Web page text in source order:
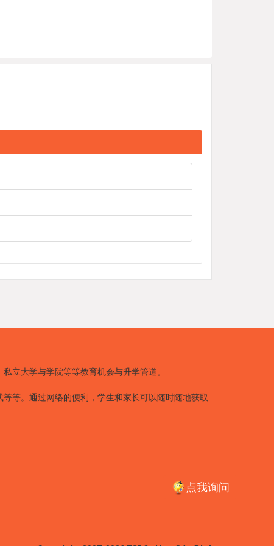
点我询问
立大学与学院等等教育机会与升学管道。
等。通过网络的便利，学生和家长可以随时随地获取